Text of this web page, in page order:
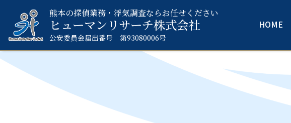
熊本の探偵業務・浮気調査ならお任せください
ヒューマンリサーチ株式会社
公安委員会届出番号 第93080006号
HOME